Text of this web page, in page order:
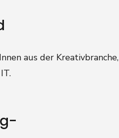
aus der Kreativbranche,